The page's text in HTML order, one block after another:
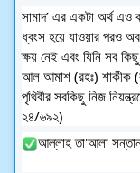
সামাদ’ এর একটা অর্থ এও
ধ্বংস হয়ে যাওয়ার পরও
ক্ষয় নেই এবং যিনি সব
আল আমাশ (রহঃ) শাকীক
পৃথিবীর সবকিছু নিজ
২৪/৬৯২)
আল্লাহ তা'আলা